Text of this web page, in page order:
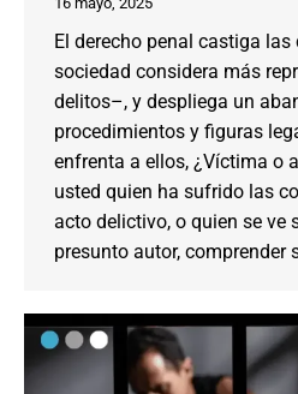
El derecho penal castiga
sociedad considera más
delitos–, y despliega un
procedimientos y figuras
enfrenta a ellos, ¿Víctima o
usted quien ha sufrido las
acto delictivo, o quien se ve
presunto autor, comprender